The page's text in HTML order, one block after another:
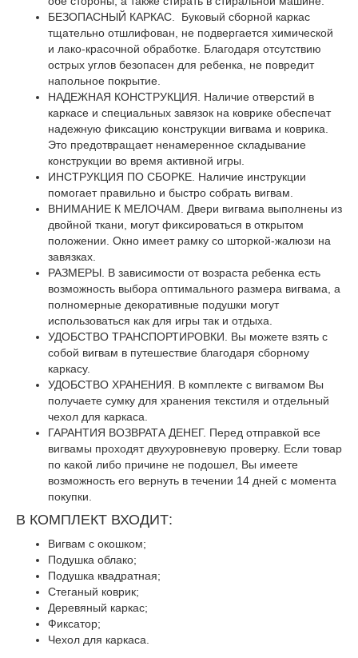
БЕЗОПАСНЫЙ КАРКАС. Буковый сборной каркас
тщательно отшлифован, не подвергается химической
и лако-красочной обработке. Благодаря отсутствию
острых углов безопасен для ребенка, не повредит
напольное покрытие.
НАДЕЖНАЯ КОНСТРУКЦИЯ. Наличие отверстий в
каркасе и специальных завязок на коврике обеспечат
надежную фиксацию конструкции вигвама и коврика.
Это предотвращает ненамеренное складывание
конструкции во время активной игры.
ИНСТРУКЦИЯ ПО СБОРКЕ. Наличие инструкции
помогает правильно и быстро собрать вигвам.
ВНИМАНИЕ К МЕЛОЧАМ. Двери вигвама выполнены из
двойной ткани, могут фиксироваться в открытом
положении. Окно имеет рамку со шторкой-жалюзи на
завязках.
РАЗМЕРЫ. В зависимости от возраста ребенка есть
возможность выбора оптимального размера вигвама, а
полномерные декоративные подушки могут
использоваться как для игры так и отдыха.
УДОБСТВО ТРАНСПОРТИРОВКИ. Вы можете взять с
собой вигвам в путешествие благодаря сборному
каркасу.
УДОБСТВО ХРАНЕНИЯ. В комплекте с вигвамом Вы
получаете сумку для хранения текстиля и отдельный
чехол для каркаса.
ГАРАНТИЯ ВОЗВРАТА ДЕНЕГ. Перед отправкой все
вигвамы проходят двухуровневую проверку. Если товар
по какой либо причине не подошел, Вы имеете
возможность его вернуть в течении 14 дней с момента
покупки.
В КОМПЛЕКТ ВХОДИТ:
Вигвам с окошком;
Подушка облако;
Подушка квадратная;
Стеганый коврик;
Деревяный каркас;
Фиксатор;
Чехол для каркаса.